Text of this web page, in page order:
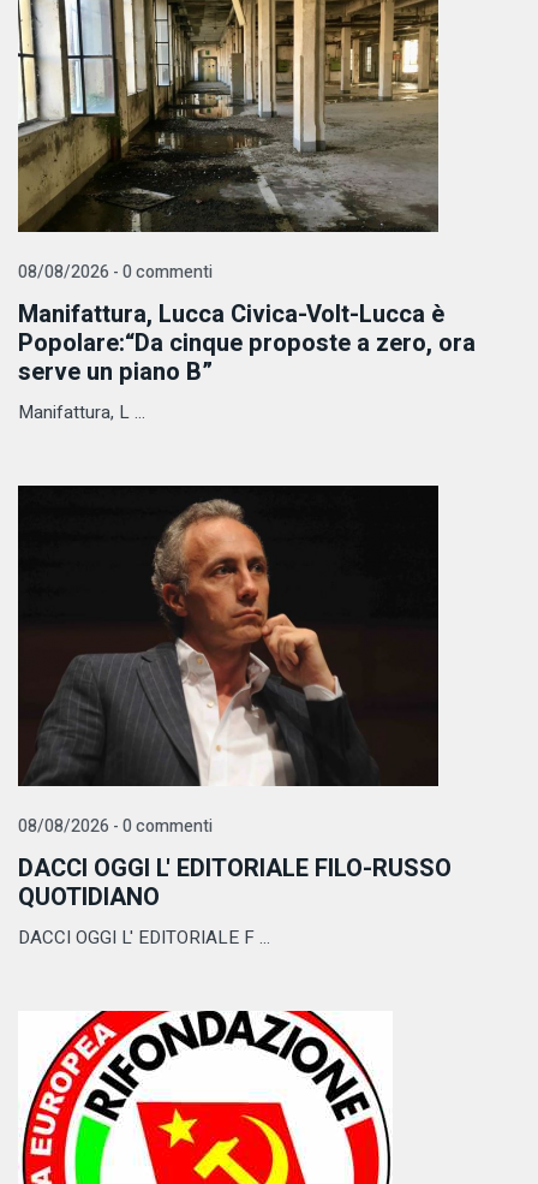
08/08/2026 - 0 commenti
Manifattura, Lucca Civica-Volt-Lucca è
Popolare:“Da cinque proposte a zero, ora
serve un piano B”
Manifattura, L ...
08/08/2026 - 0 commenti
DACCI OGGI L' EDITORIALE FILO-RUSSO
QUOTIDIANO
DACCI OGGI L' EDITORIALE F ...